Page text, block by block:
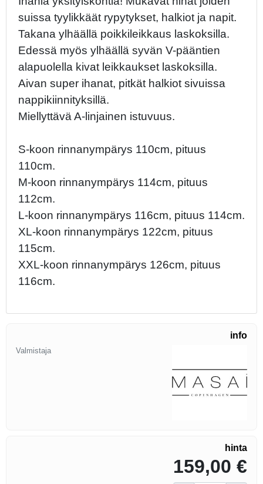
suissa tyylikkäät rypytykset, halkiot ja napit.
Takana ylhäällä poikkileikkaus laskoksilla.
Edessä myös ylhäällä syvän V-pääntien
alapuolella kivat leikkaukset laskoksilla.
Aivan super ihanat, pitkät halkiot sivuissa
nappikiinnityksillä.
Miellyttävä A-linjainen istuvuus.
S-koon rinnanympärys 110cm, pituus
110cm.
M-koon rinnanympärys 114cm, pituus
112cm.
L-koon rinnanympärys 116cm, pituus 114cm.
XL-koon rinnanympärys 122cm, pituus
115cm.
XXL-koon rinnanympärys 126cm, pituus
116cm.
info
Valmistaja
hinta
159,00 €